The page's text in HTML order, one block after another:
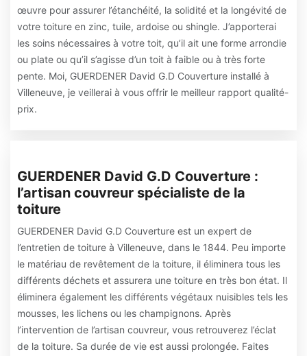
œuvre pour assurer l’étanchéité, la solidité et la longévité de
votre toiture en zinc, tuile, ardoise ou shingle. J’apporterai
les soins nécessaires à votre toit, qu’il ait une forme arrondie
ou plate ou qu’il s’agisse d’un toit à faible ou à très forte
pente. Moi, GUERDENER David G.D Couverture installé à
Villeneuve, je veillerai à vous offrir le meilleur rapport qualité-
prix.
GUERDENER David G.D Couverture :
l’artisan couvreur spécialiste de la
toiture
GUERDENER David G.D Couverture est un expert de
l’entretien de toiture à Villeneuve, dans le 1844. Peu importe
le matériau de revêtement de la toiture, il éliminera tous les
différents déchets et assurera une toiture en très bon état. Il
éliminera également les différents végétaux nuisibles tels les
mousses, les lichens ou les champignons. Après
l’intervention de l’artisan couvreur, vous retrouverez l’éclat
de la toiture. Sa durée de vie est aussi prolongée. Faites